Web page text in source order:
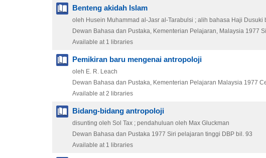
Benteng akidah Islam
oleh Husein Muhammad al-Jasr al-Tarabulsi ; alih bahasa Haji Dusuki
Dewan Bahasa dan Pustaka, Kementerian Pelajaran, Malaysia 1977
Available at 1 libraries
Pemikiran baru mengenai antropoloji
oleh E. R. Leach
Dewan Bahasa dan Pustaka, Kementerian Pelajaran Malaysia 1977
Available at 2 libraries
Bidang-bidang antropoloji
disunting oleh Sol Tax ; pendahuluan oleh Max Gluckman
Dewan Bahasa dan Pustaka 1977 Siri pelajaran tinggi DBP bil. 93
Available at 1 libraries